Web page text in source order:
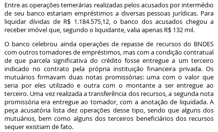
Entre as operações temerárias realizadas pelos acusados por intermédio
de seu banco estariam empréstimos a diversas pessoas jurídicas. Para
liquidar dívidas de R$ 1.184.575,12, o banco dos acusados chegou a
receber imóvel que, segundo o liquidante, valia apenas R$ 132 mil.
O banco celebrou ainda operações de repasse de recursos do BNDES
com outros tomadores de empréstimos, mas com a condição contratual
de que parcela significativa do crédito fosse entregue a um terceiro
indicado no contrato pela própria instituição financeira privada. Os
mutuários firmavam duas notas promissórias: uma com o valor que
seria por eles utilizado e outra com o montante a ser entregue ao
terceiro. Uma vez realizada a transferência dos recursos, a segunda nota
promissória era entregue ao tomador, com a anotação de liquidada. A
peça acusatória lista dez operações desse tipo, sendo que alguns dos
mutuários, bem como alguns dos terceiros beneficiários dos recursos
sequer existiam de fato.